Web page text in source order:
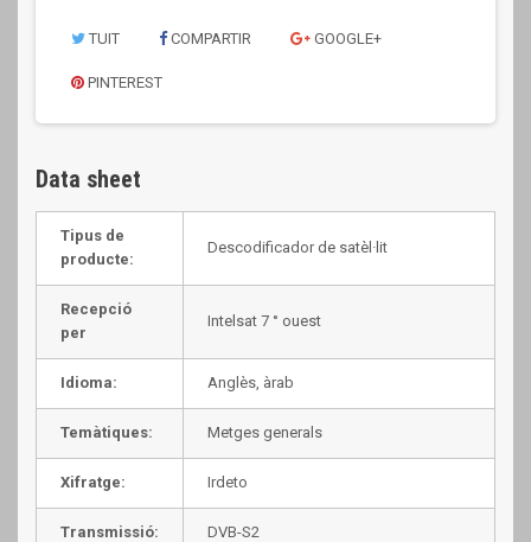
TUIT COMPARTIR GOOGLE+
PINTEREST
Data sheet
Tipus de
producte:
Descodificador de satèl·lit
Recepció
per
Intelsat 7 ° ouest
Idioma: Anglès, àrab
Temàtiques: Metges generals
Xifratge: Irdeto
Transmissió: DVB-S2